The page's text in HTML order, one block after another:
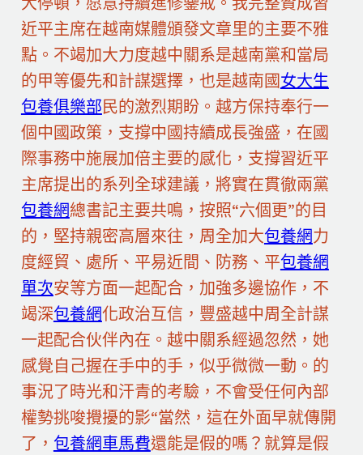
近平主席在越南媒體頒發文章里的主要不雅
點。不竭加大力度越中關系是越南黨和當局
的甲等優先和計謀選擇，也是越南國女大生
包養俱樂部民的激烈期盼。越方保持奉行一
個中國政策，支撐中國持續成長強盛，在國
際事務中施展加倍主要的感化，支撐習近平
主席提出的系列全球建議，將實在貫徹兩黨
包養網總書記主要共鳴，按照“六個更”的目
的，堅持親密高層來往，周全加大包養網力
度經貿、處所、平易近間、防務、平包養網
單次安等方面一起配合，加強多邊協作，不
竭深包養網化政治互信，豐盛越中周全計謀
一起配合伙伴內在。越中關系經過忽然，她
感覺自己握在手中的手，似乎微微一動。的
事況了時光和汗青的考驗，不會受任何內部
權勢挑唆攪擾的影“當然，這在外面早就傳開
了， 包養網車馬費還能是假的嗎？就算是假